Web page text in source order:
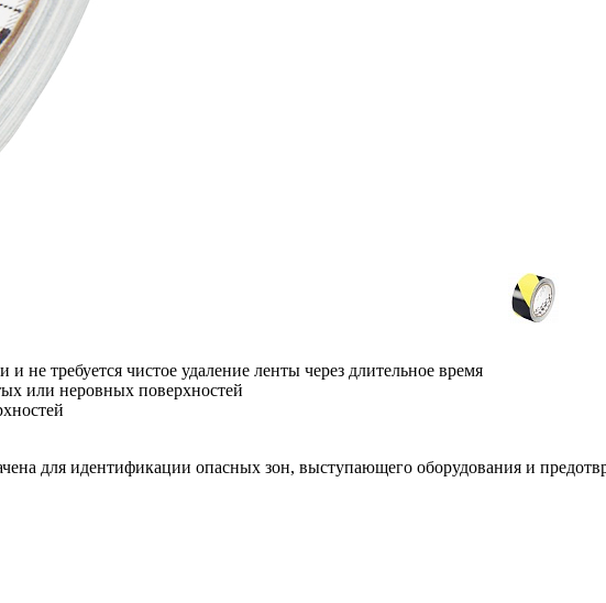
не требуется чистое удаление ленты через длительное время
или неровных поверхностей
для идентификации опасных зон, выступающего оборудования и